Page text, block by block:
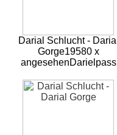
Darial Schlucht -
Gorge19580 x
angesehenDarielpass